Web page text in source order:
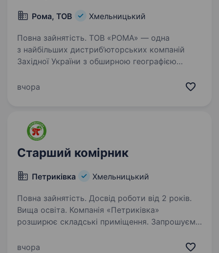
Рома, ТОВ Хмельницький
Повна зайнятість. ТОВ «РОМА» — одна
з найбільших дистриб’юторських компаній
Західної України з обширною географією
Івано-Франківській та Хмельницькій областях.
вчора
Старший комірник
Петриківка Хмельницький
Повна зайнятість. Досвід роботи від 2 років.
Вища освіта. Компанія «Петриківка»
розширює складські приміщення. Запрошуємо
новий, з відмінним технічним оснащенням і
вчора